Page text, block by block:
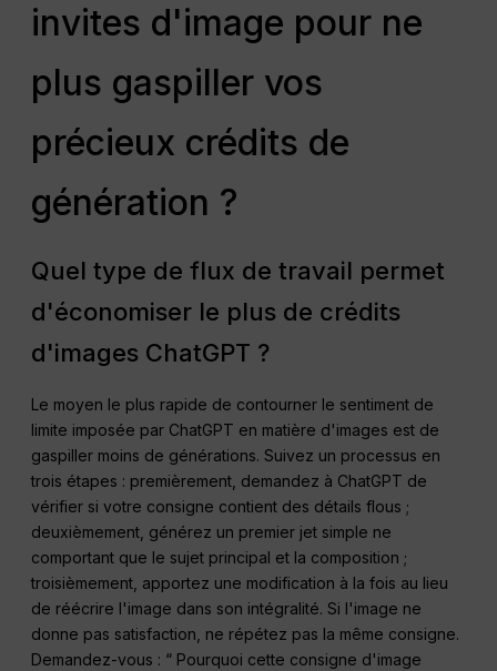
invites d'image pour ne
plus gaspiller vos
précieux crédits de
génération ?
Quel type de flux de travail permet
d'économiser le plus de crédits
d'images ChatGPT ?
Le moyen le plus rapide de contourner le sentiment de
limite imposée par ChatGPT en matière d'images est de
gaspiller moins de générations. Suivez un processus en
trois étapes : premièrement, demandez à ChatGPT de
vérifier si votre consigne contient des détails flous ;
deuxièmement, générez un premier jet simple ne
comportant que le sujet principal et la composition ;
troisièmement, apportez une modification à la fois au lieu
de réécrire l'image dans son intégralité. Si l'image ne
donne pas satisfaction, ne répétez pas la même consigne.
Demandez-vous : “ Pourquoi cette consigne d'image